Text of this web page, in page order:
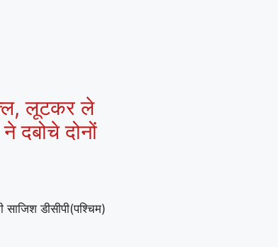
लूटकर ले
दबोचे दोनों
डीसीपी(पश्चिम)